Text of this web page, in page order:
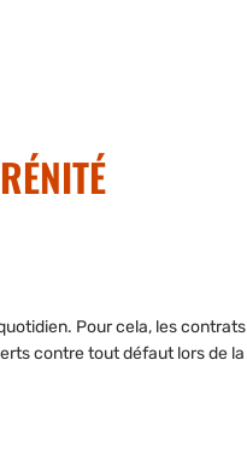
Pour cela, les contrats
contre tout défaut lors de la